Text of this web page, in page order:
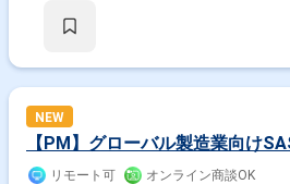
なすり合わせおよび改善提案対応
NEW
【PM】グローバル製造業向け
リモート可 オンライン商談OK